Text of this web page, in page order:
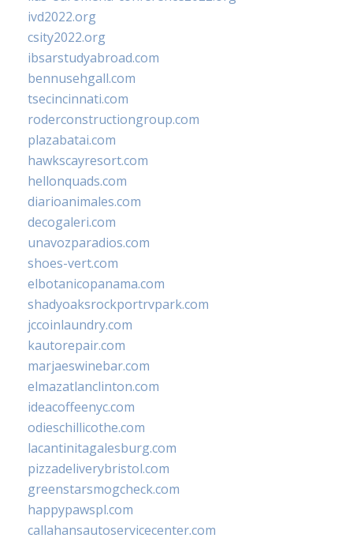
ivd2022.org
csity2022.org
ibsarstudyabroad.com
bennusehgall.com
tsecincinnati.com
roderconstructiongroup.com
plazabatai.com
hawkscayresort.com
hellonquads.com
diarioanimales.com
decogaleri.com
unavozparadios.com
shoes-vert.com
elbotanicopanama.com
shadyoaksrockportrvpark.com
jccoinlaundry.com
kautorepair.com
marjaeswinebar.com
elmazatlanclinton.com
ideacoffeenyc.com
odieschillicothe.com
lacantinitagalesburg.com
pizzadeliverybristol.com
greenstarsmogcheck.com
happypawspl.com
callahansautoservicecenter.com